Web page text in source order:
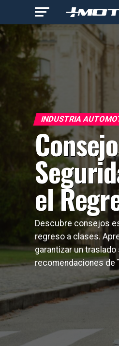
INDUSTRIA
el
Descubre consejos
regreso a clases.
garantizar un
recomendaciones de